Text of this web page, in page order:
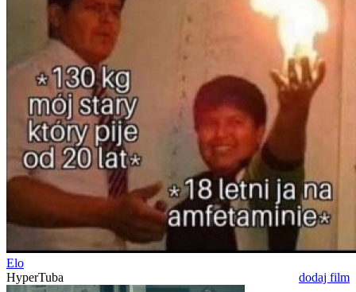
Elo
HyperTuba
dodaj film